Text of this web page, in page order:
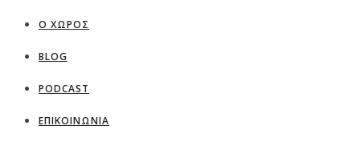
Ο ΧΩΡΟΣ
BLOG
PODCAST
ΕΠΙΚΟΙΝΩΝΙΑ